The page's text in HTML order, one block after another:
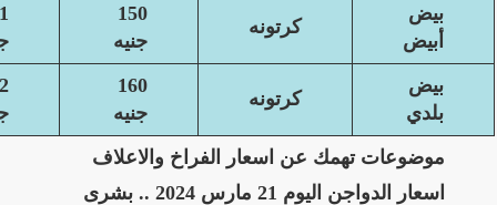
بيض
أبيض
كرتونه
150
جنيه
بيض
بلدي
كرتونه
160
جنيه
موضوعات تهمك عن اسعار الفراخ والاعلاف
اسعار الدواجن اليوم 21 مارس 2024 .. بشرى